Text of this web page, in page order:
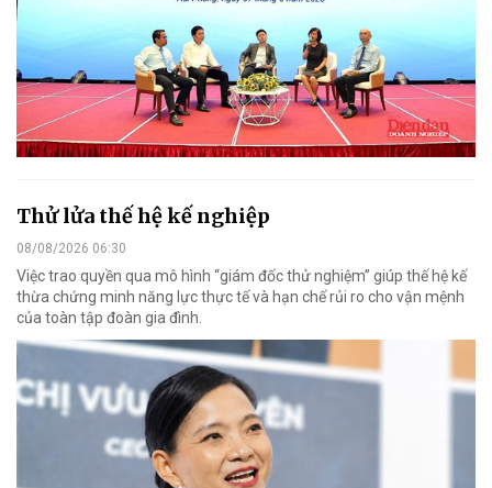
Thử lửa thế hệ kế nghiệp
08/08/2026 06:30
Việc trao quyền qua mô hình “giám đốc thử nghiệm” giúp thế hệ kế
thừa chứng minh năng lực thực tế và hạn chế rủi ro cho vận mệnh
của toàn tập đoàn gia đình.